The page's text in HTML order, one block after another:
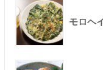
モロヘ